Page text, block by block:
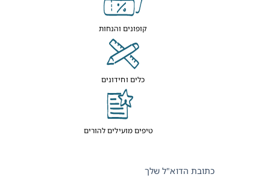
קופונים והנחות
כלים וחידונים
טיפים מועילים להורים
כתובת הדוא"ל שלך